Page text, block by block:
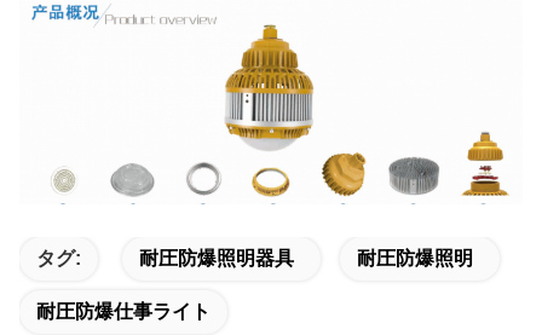
タグ: 耐圧防爆照明器具 耐圧防爆照明
耐圧防爆仕事ライト